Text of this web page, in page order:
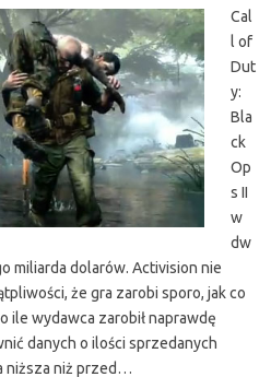
Cal
l of
Dut
y:
Bla
ck
Op
s II
w
dw
miliarda dolarów. Activision nie
że gra zarobi sporo, jak co
ile wydawca zarobił naprawdę
danych o ilości sprzedanych
niższa niż przed…